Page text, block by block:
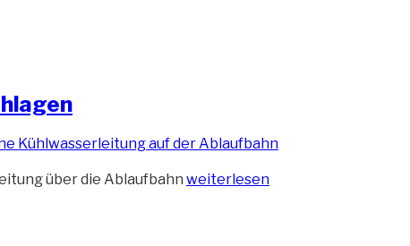
über die Ablaufbahn „Wasserung
weiterlesen